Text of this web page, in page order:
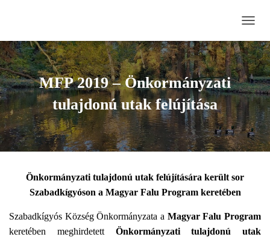
A
V
I
G
Á
C
I
Ó
B
E
C
MFP 2019 – Önkormányzati
tulajdonú utak felújítása
Önkormányzati tulajdonú utak felújítására került sor
Szabadkígyóson a Magyar Falu Program keretében
Szabadkígyós Község Önkormányzata a Magyar Falu Program
keretében meghirdetett Önkormányzati tulajdonú utak